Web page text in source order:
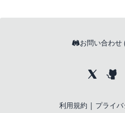
お問い合わせ
利用規約 | プライ